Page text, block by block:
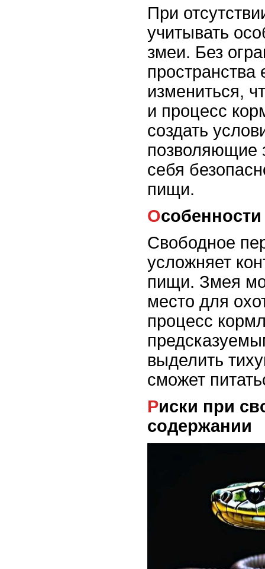
При
учитывать
змеи. Без
измениться,
и процесс
создать
позволяющие
себя
пищи.
Свободное
усложняет
пищи. Змея
место для
процесс
выделить
сможет
Риски при свободном
содержании